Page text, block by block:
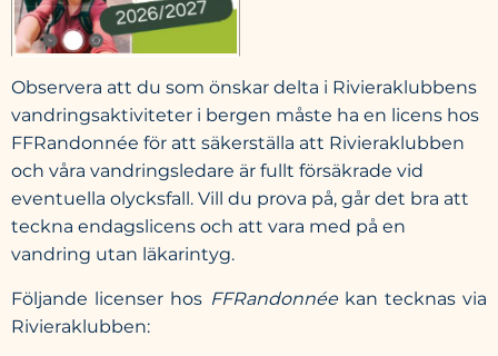
Observera att du som önskar delta i Rivieraklubbens
vandringsaktiviteter i bergen måste ha en licens hos
FFRandonnée för att säkerställa att Rivieraklubben
och våra vandringsledare är fullt försäkrade vid
eventuella olycksfall. Vill du prova på, går det bra att
teckna endagslicens och att vara med på en
vandring utan läkarintyg.
Följande licenser hos FFRandonnéekan tecknas via
Rivieraklubben: